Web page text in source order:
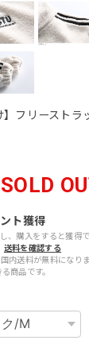
】フリースト
SOLD
ト獲得
し、購入をすると獲得で
送料を確認する
内送料が無料になりま
商品です。